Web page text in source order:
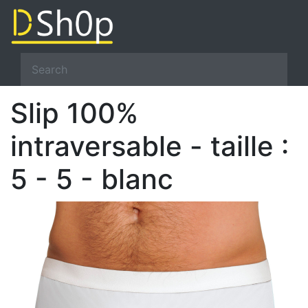
Slip 100%
intraversable - taille :
5 - 5 - blanc